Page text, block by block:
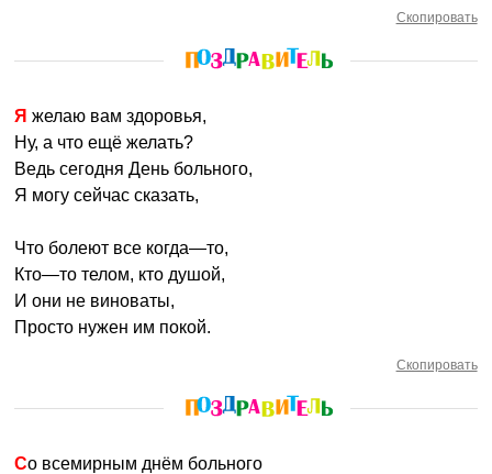
Скопировать
Я желаю вам здоровья,
Ну, а что ещё желать?
Ведь сегодня День больного,
Я могу сейчас сказать,
Что болеют все когда—то,
Кто—то телом, кто душой,
И они не виноваты,
Просто нужен им покой.
Скопировать
Со всемирным днём больного